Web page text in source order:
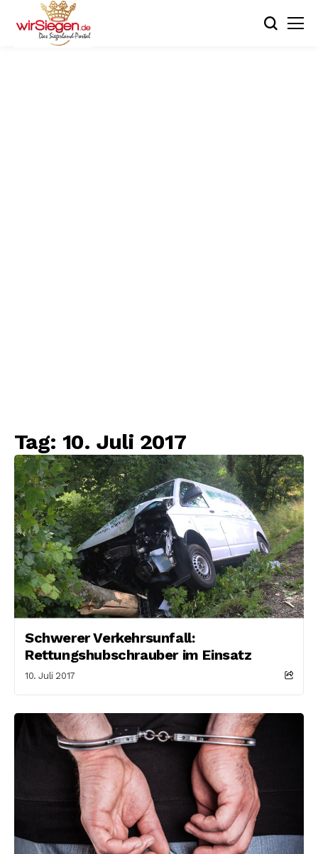
Tag: 10. Juli 2017
Schwerer Verkehrsunfall:
Rettungshubschrauber im Einsatz
10. Juli 2017